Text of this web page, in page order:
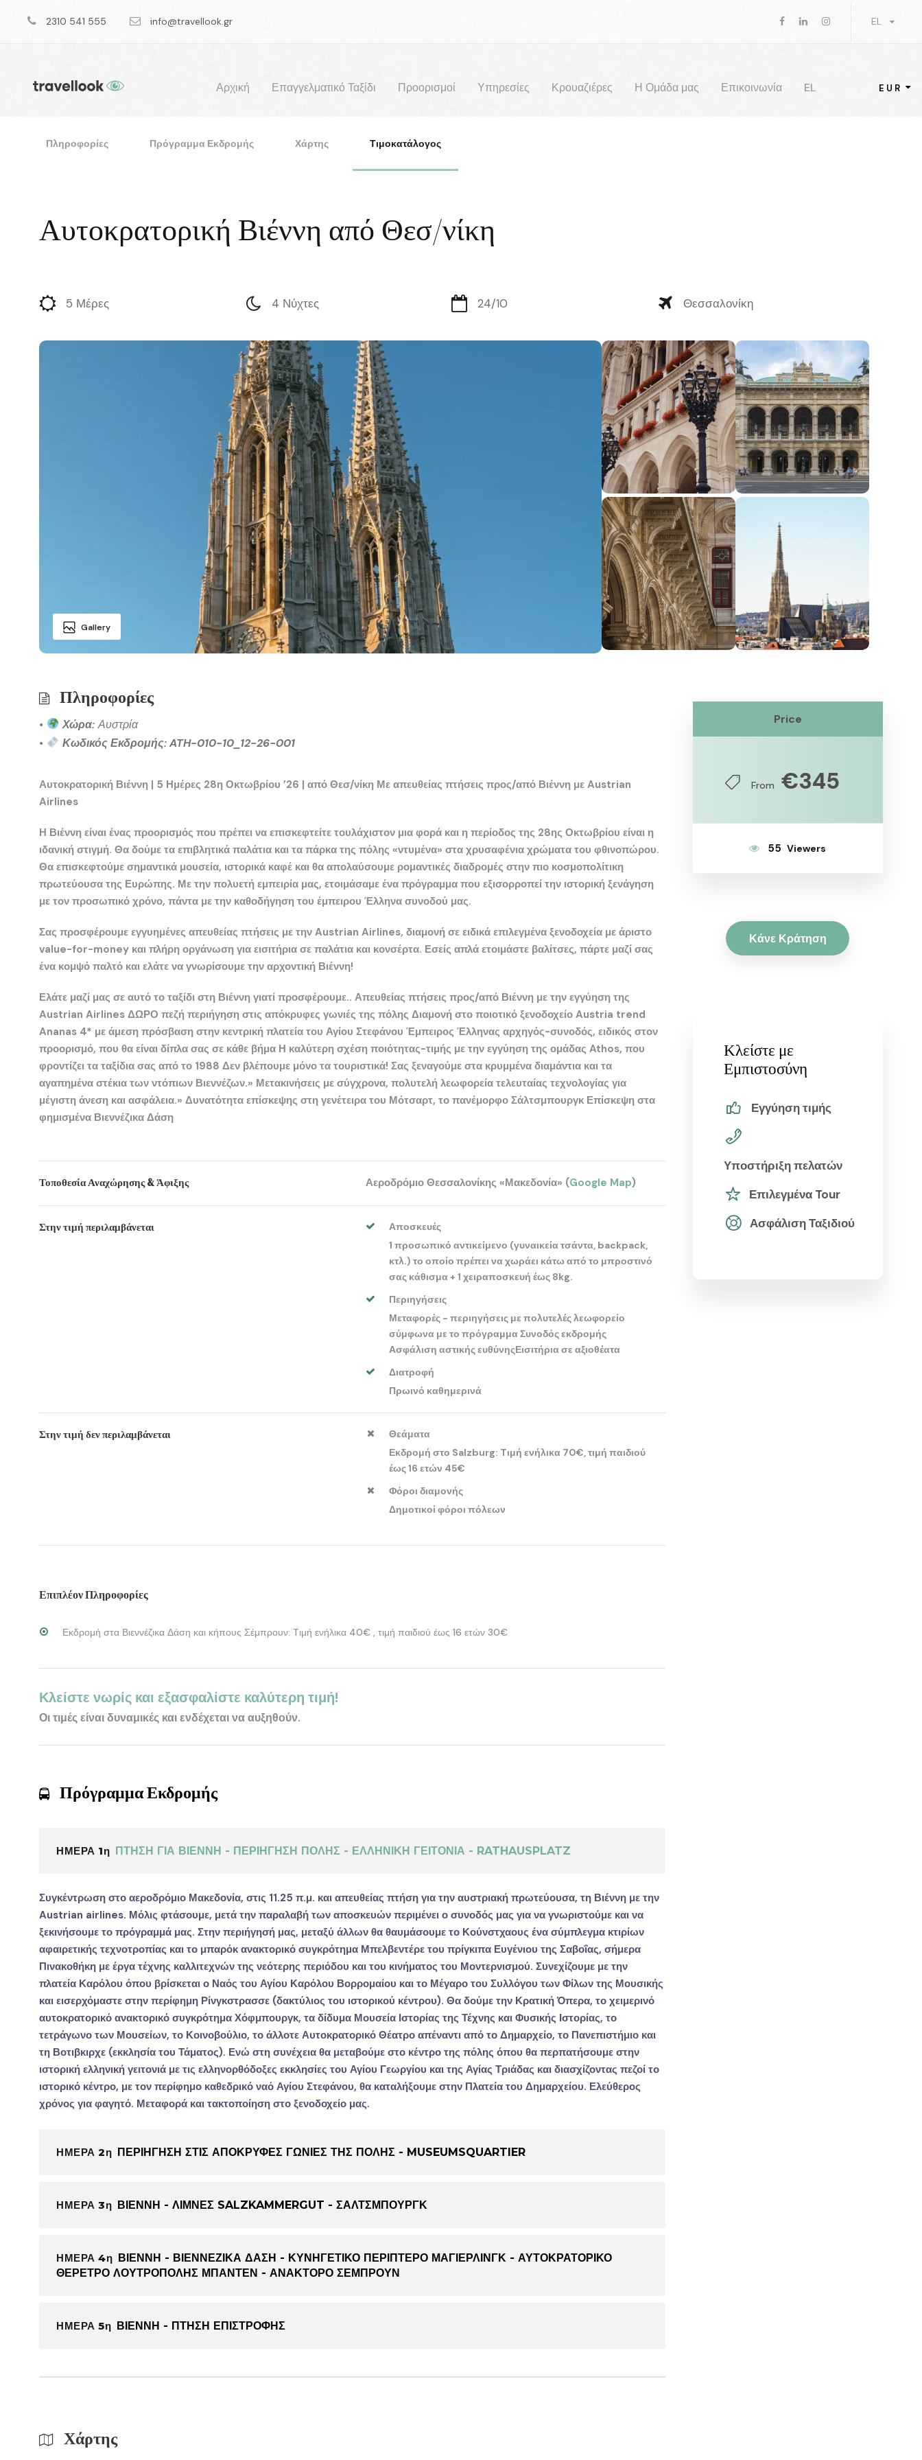
2310 541 555 info@travellook.gr EL
Αρχική Επαγγελματικό Ταξίδι Προορισμοί Υπηρεσίες Κρουαζιέρες Η Ομάδα μας Επικοινωνία EL EUR
Πληροφορίες Πρόγραμμα Εκδρομής Χάρτης Τιμοκατάλογος
Αυτοκρατορική Βιέννη από Θεσ/νίκη
5 Μέρες 4 Νύχτες 24/10 Θεσσαλονίκη
Gallery
Πληροφορίες
• Χώρα:Αυστρία
•
Κωδικός Εκδρομής: ATH-010-10_12-26-001
Αυτοκρατορική Βιέννη | 5 Ημέρες 28η Οκτωβρίου ’26 | από Θεσ/νίκη Με απευθείας πτήσεις προς/από Βιέννη με Austrian
Airlines
Η Βιέννη είναι ένας προορισμός που πρέπει να επισκεφτείτε τουλάχιστον μια φορά και η περίοδος της 28ης Οκτωβρίου είναι η
ιδανική στιγμή. Θα δούμε τα επιβλητικά παλάτια και τα πάρκα της πόλης «ντυμένα» στα χρυσαφένια χρώματα του φθινοπώρου.
Θα επισκεφτούμε σημαντικά μουσεία, ιστορικά καφέ και θα απολαύσουμε ρομαντικές διαδρομές στην πιο κοσμοπολίτικη
πρωτεύουσα της Ευρώπης. Με την πολυετή εμπειρία μας, ετοιμάσαμε ένα πρόγραμμα που εξισορροπεί την ιστορική ξενάγηση
με τον προσωπικό χρόνο, πάντα με την καθοδήγηση του έμπειρου Έλληνα συνοδού μας.
Σας προσφέρουμε εγγυημένες απευθείας πτήσεις με την Austrian Airlines, διαμονή σε ειδικά επιλεγμένα ξενοδοχεία με άριστο
value-for-money και πλήρη οργάνωση για εισιτήρια σε παλάτια και κονσέρτα. Εσείς απλά ετοιμάστε βαλίτσες, πάρτε μαζί σας
ένα κομψό παλτό και ελάτε να γνωρίσουμε την αρχοντική Βιέννη!
Ελάτε μαζί μας σε αυτό το ταξίδι στη Βιέννη γιατί προσφέρουμε.. Απευθείας πτήσεις προς/από Βιέννη με την εγγύηση της
Austrian Airlines ΔΩΡΟ πεζή περιήγηση στις απόκρυφες γωνιές της πόλης Διαμονή στο ποιοτικό ξενοδοχείο Austria trend
Ananas 4* με άμεση πρόσβαση στην κεντρική πλατεία του Αγίου Στεφάνου Έμπειρος Έλληνας αρχηγός-συνοδός, ειδικός στον
προορισμό, που θα είναι δίπλα σας σε κάθε βήμα Η καλύτερη σχέση ποιότητας-τιμής με την εγγύηση της ομάδας Athos, που
φροντίζει τα ταξίδια σας από το 1988 Δεν βλέπουμε μόνο τα τουριστικά! Σας ξεναγούμε στα κρυμμένα διαμάντια και τα
αγαπημένα στέκια των ντόπιων Βιεννέζων.» Μετακινήσεις με σύγχρονα, πολυτελή λεωφορεία τελευταίας τεχνολογίας για
μέγιστη άνεση και ασφάλεια.» Δυνατότητα επίσκεψης στη γενέτειρα του Μότσαρτ, το πανέμορφο Σάλτσμπουργκ Επίσκεψη στα
φημισμένα Βιεννέζικα Δάση
Τοποθεσία Αναχώρησης & Άφιξης Αεροδρόμιο Θεσσαλονίκης «Μακεδονία» (Google Map)
Στην τιμή περιλαμβάνεται
Αποσκευές
1 προσωπικό αντικείμενο (γυναικεία τσάντα, backpack,
κτλ.) το οποίο πρέπει να χωράει κάτω από το μπροστινό
σας κάθισμα + 1 χειραποσκευή έως 8kg.
Περιηγήσεις
Μεταφορές - περιηγήσεις με πολυτελές λεωφορείο
σύμφωνα με το πρόγραμμα Συνοδός εκδρομής
Ασφάλιση αστικής ευθύνηςΕισιτήρια σε αξιοθέατα
Διατροφή
Πρωινό καθημερινά
Στην τιμή δεν περιλαμβάνεται
Θεάματα
Εκδρομή στο Salzburg: Tιμή ενήλικα 70€, τιμή παιδιού
έως 16 ετών 45€
Φόροι διαμονής
Δημοτικοί φόροι πόλεων
Επιπλέον Πληροφορίες
Εκδρομή στα Βιεννέζικα Δάση και κήπους Σέμπρουν: Tιμή ενήλικα 40€ , τιμή παιδιού έως 16 ετών 30€
Κλείστε νωρίς και εξασφαλίστε καλύτερη τιμή!
Οι τιμές είναι δυναμικές και ενδέχεται να αυξηθούν.
Πρόγραμμα Εκδρομής
ΗΜΕΡΑ 1η ΠΤΗΣΗ ΓΙΑ ΒΙΕΝΝΗ - ΠΕΡΙΗΓΗΣΗ ΠΟΛΗΣ - ΕΛΛΗΝΙΚΗ ΓΕΙΤΟΝΙΑ - RATHAUSPLATZ
Συγκέντρωση στο αεροδρόμιο Μακεδονία, στις 11.25 π.μ. και απευθείας πτήση για την αυστριακή πρωτεύουσα, τη Βιέννη με την
Austrian airlines. Μόλις φτάσουμε, μετά την παραλαβή των αποσκευών περιμένει ο συνοδός μας για να γνωριστούμε και να
ξεκινήσουμε το πρόγραμμά μας. Στην περιήγησή μας, μεταξύ άλλων θα θαυμάσουμε το Κούνστχαους ένα σύμπλεγμα κτιρίων
αφαιρετικής τεχνοτροπίας και το μπαρόκ ανακτορικό συγκρότημα Μπελβεντέρε του πρίγκιπα Ευγένιου της Σαβοΐας, σήμερα
Πινακοθήκη με έργα τέχνης καλλιτεχνών της νεότερης περιόδου και του κινήματος του Μοντερνισμού. Συνεχίζουμε με την
πλατεία Καρόλου όπου βρίσκεται ο Ναός του Αγίου Καρόλου Βορρομαίου και το Μέγαρο του Συλλόγου των Φίλων της Μουσικής
και εισερχόμαστε στην περίφημη Ρίνγκστρασσε (δακτύλιος του ιστορικού κέντρου). Θα δούμε την Κρατική Όπερα, το χειμερινό
αυτοκρατορικό ανακτορικό συγκρότημα Χόφμπουργκ, τα δίδυμα Μουσεία Ιστορίας της Τέχνης και Φυσικής Ιστορίας, το
τετράγωνο των Μουσείων, το Κοινοβούλιο, το άλλοτε Αυτοκρατορικό Θέατρο απέναντι από το Δημαρχείο, το Πανεπιστήμιο και
τη Βοτιβκιρχε (εκκλησία του Τάματος). Ενώ στη συνέχεια θα μεταβούμε στο κέντρο της πόλης όπου θα περπατήσουμε στην
ιστορική ελληνική γειτονιά με τις ελληνορθόδοξες εκκλησίες του Αγίου Γεωργίου και της Αγίας Τριάδας και διασχίζοντας πεζοί το
ιστορικό κέντρο, με τον περίφημο καθεδρικό ναό Αγίου Στεφάνου, θα καταλήξουμε στην Πλατεία του Δημαρχείου. Ελεύθερος
χρόνος για φαγητό. Μεταφορά και τακτοποίηση στο ξενοδοχείο μας.
ΗΜΕΡΑ 2η ΠΕΡΙΗΓΗΣΗ ΣΤΙΣ ΑΠΟΚΡΥΦΕΣ ΓΩΝΙΕΣ ΤΗΣ ΠΟΛΗΣ - MUSEUMSQUARTIER
ΗΜΕΡΑ 3η ΒΙΕΝΝΗ - ΛΙΜΝΕΣ SALZKAMMERGUT - ΣΑΛΤΣΜΠΟΥΡΓΚ
ΗΜΕΡΑ 4η ΒΙΕΝΝΗ - ΒΙΕΝΝΕΖΙΚΑ ΔΑΣΗ - ΚΥΝΗΓΕΤΙΚΟ ΠΕΡΙΠΤΕΡΟ ΜΑΓΙΕΡΛΙΝΓΚ - ΑΥΤΟΚΡΑΤΟΡΙΚΟ
ΘΕΡΕΤΡΟ ΛΟΥΤΡΟΠΟΛΗΣ ΜΠΑΝΤΕΝ - ΑΝΑΚΤΟΡΟ ΣΕΜΠΡΟΥΝ
ΗΜΕΡΑ 5η ΒΙΕΝΝΗ - ΠΤΗΣΗ ΕΠΙΣΤΡΟΦΗΣ
Χάρτης
Price
From €345
55
Κάνε Κράτηση
Κλείστε με
Εμπιστοσύνη
Εγγύηση τιμής
Υποστήριξη πελατών
Επιλεγμένα Tour
Ασφάλιση Ταξιδιού